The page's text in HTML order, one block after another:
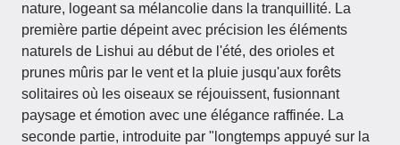
nature, logeant sa mélancolie dans la tranquillité. La
première partie dépeint avec précision les éléments
naturels de Lishui au début de l'été, des orioles et
prunes mûris par le vent et la pluie jusqu'aux forêts
solitaires où les oiseaux se réjouissent, fusionnant
paysage et émotion avec une élégance raffinée. La
seconde partie, introduite par "longtemps appuyé sur la